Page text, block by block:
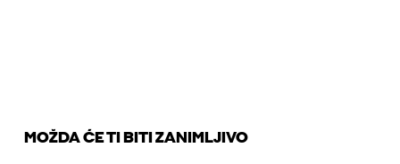
MOŽDA ĆE TI BITI ZANIMLJIVO